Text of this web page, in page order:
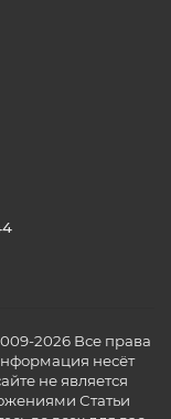
2026 Все права
несёт
не является
Статьи